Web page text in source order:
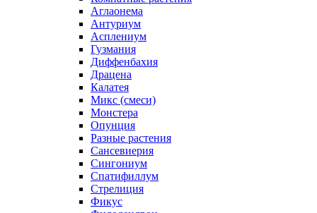
Аглаонема
Антуриум
Асплениум
Гузмания
Диффенбахия
Драцена
Калатея
Микс (смеси)
Монстера
Опунция
Разные растения
Сансевиерия
Сингониум
Спатифиллум
Стрелиция
Фикус